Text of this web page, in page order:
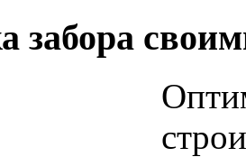
забора